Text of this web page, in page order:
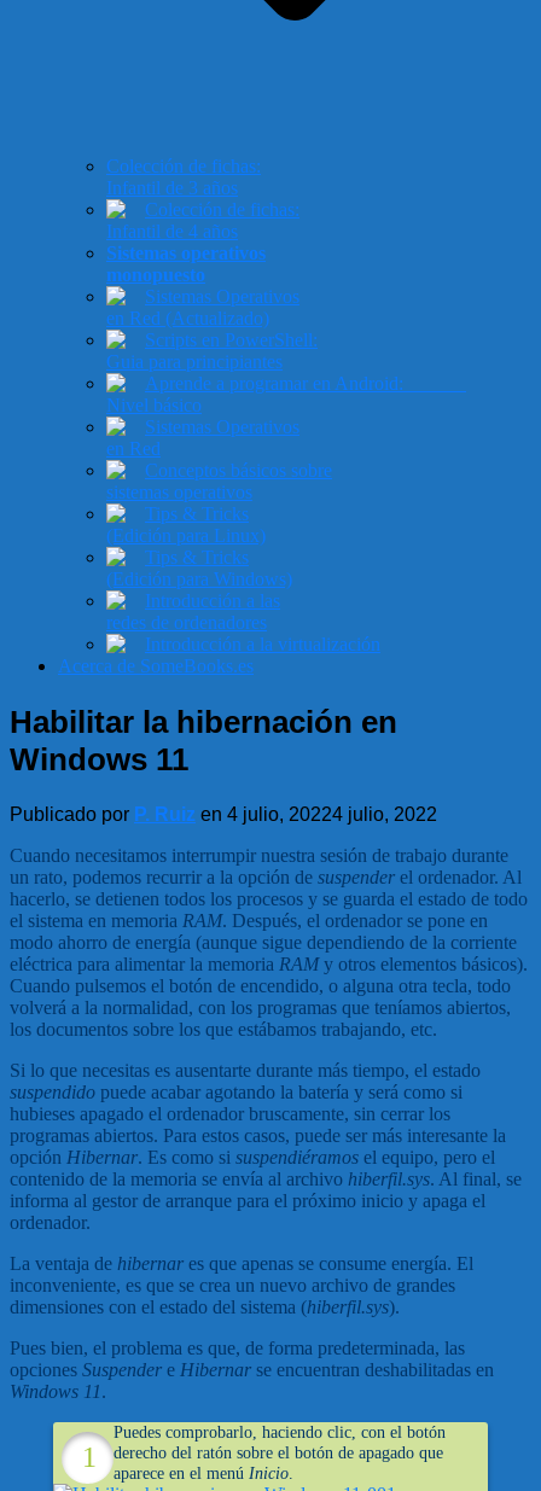
Colección de fichas:
Infantil de 3 años
Colección de fichas:
Infantil de 4 años
Sistemas operativos
monopuesto
Sistemas Operativos
en Red (Actualizado)
Scripts en PowerShell:
Guia para principiantes
Aprende a programar en Android:
Nivel básico
Sistemas Operativos
en Red
Conceptos básicos sobre
sistemas operativos
Tips & Tricks
(Edición para Linux)
Tips & Tricks
(Edición para Windows)
Introducción a las
redes de ordenadores
Introducción a la virtualización
Acerca de SomeBooks.es
Habilitar la hibernación en
Windows 11
Publicado por P. Ruiz en 4 julio, 20224 julio, 2022
Cuando necesitamos interrumpir nuestra sesión de trabajo durante
un rato, podemos recurrir a la opción de suspender el ordenador. Al
hacerlo, se detienen todos los procesos y se guarda el estado de todo
el sistema en memoria RAM. Después, el ordenador se pone en
modo ahorro de energía (aunque sigue dependiendo de la corriente
eléctrica para alimentar la memoria RAMy otros elementos básicos).
Cuando pulsemos el botón de encendido, o alguna otra tecla, todo
volverá a la normalidad, con los programas que teníamos abiertos,
los documentos sobre los que estábamos trabajando, etc.
Si lo que necesitas es ausentarte durante más tiempo, el estado
suspendido puede acabar agotando la batería y será como si
hubieses apagado el ordenador bruscamente, sin cerrar los
programas abiertos. Para estos casos, puede ser más interesante la
opción Hibernar. Es como si suspendiéramos el equipo, pero el
contenido de la memoria se envía al archivo hiberfil.sys. Al final, se
informa al gestor de arranque para el próximo inicio y apaga el
ordenador.
La ventaja de hibernar es que apenas se consume energía. El
inconveniente, es que se crea un nuevo archivo de grandes
dimensiones con el estado del sistema (hiberfil.sys).
Pues bien, el problema es que, de forma predeterminada, las
opciones Suspender e Hibernar se encuentran deshabilitadas en
Windows 11.
Puedes comprobarlo, haciendo clic, con el botón
derecho del ratón sobre el botón de apagado que
aparece en el menúInicio.